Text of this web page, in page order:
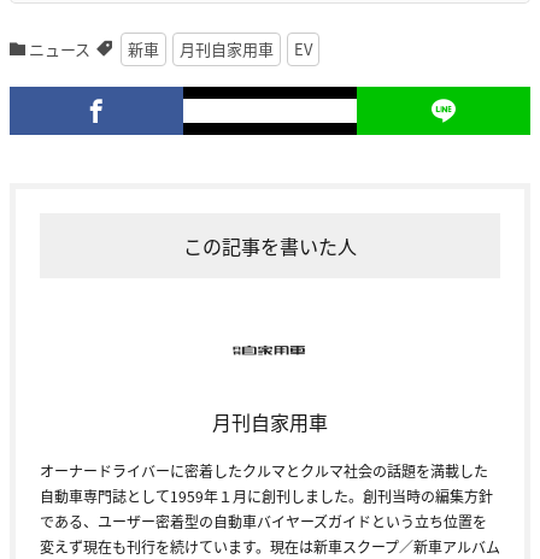
ニュース 新車 月刊自家用車 EV
この記事を書いた人
月刊自家用車
オーナードライバーに密着したクルマとクルマ社会の話題を満載した
自動車専門誌として1959年１月に創刊しました。創刊当時の編集方針
である、ユーザー密着型の自動車バイヤーズガイドという立ち位置を
変えず現在も刊行を続けています。現在は新車スクープ／新車アルバム